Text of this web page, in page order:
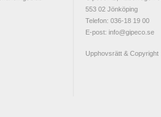
553 02 Jönköping
Telefon: 036-18 19 00
E-post: info@gipeco.se
Upphovsrätt & Copyright